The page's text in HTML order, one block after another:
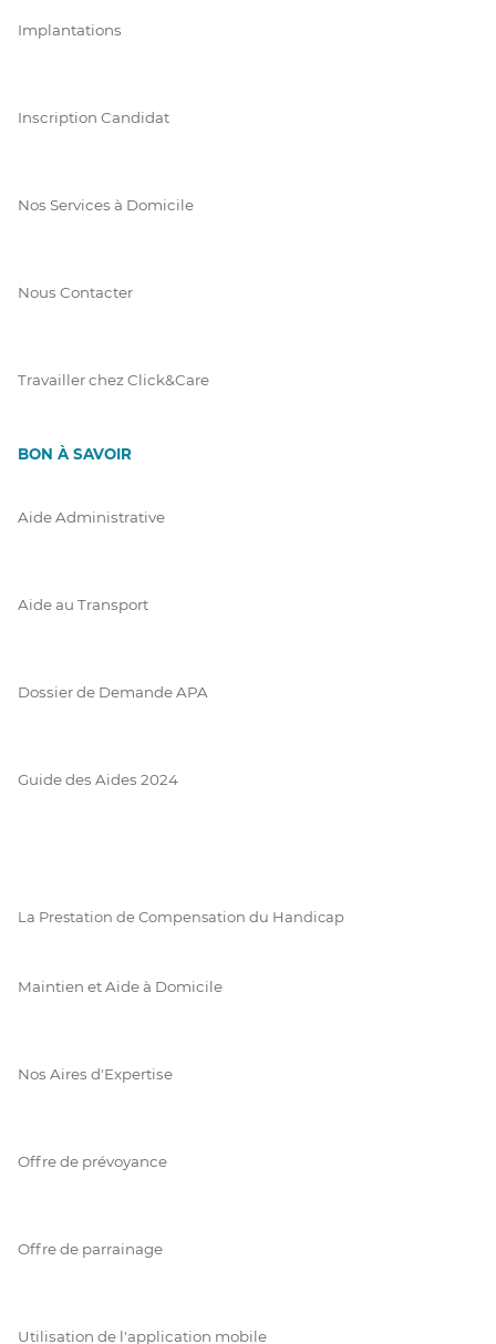
Implantations
Inscription Candidat
Nos Services à Domicile
Nous Contacter
Travailler chez Click&Care
BON À SAVOIR
Aide Administrative
Aide au Transport
Dossier de Demande APA
Guide des Aides 2024
La Prestation de Compensation du Handicap
Maintien et Aide à Domicile
Nos Aires d'Expertise
Offre de prévoyance
Offre de parrainage
Utilisation de l'application mobile